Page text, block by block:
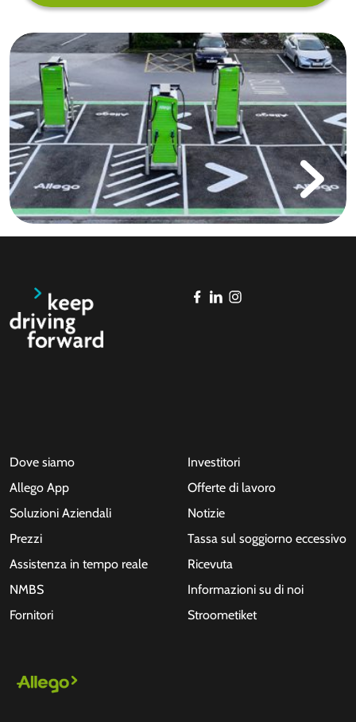
Dove siamo
Allego App
Soluzioni Aziendali
Prezzi
Assistenza in tempo reale
NMBS
Fornitori
Investitori
Offerte di lavoro
Notizie
Tassa sul soggiorno eccessivo
Ricevuta
Informazioni su di noi
Stroometiket